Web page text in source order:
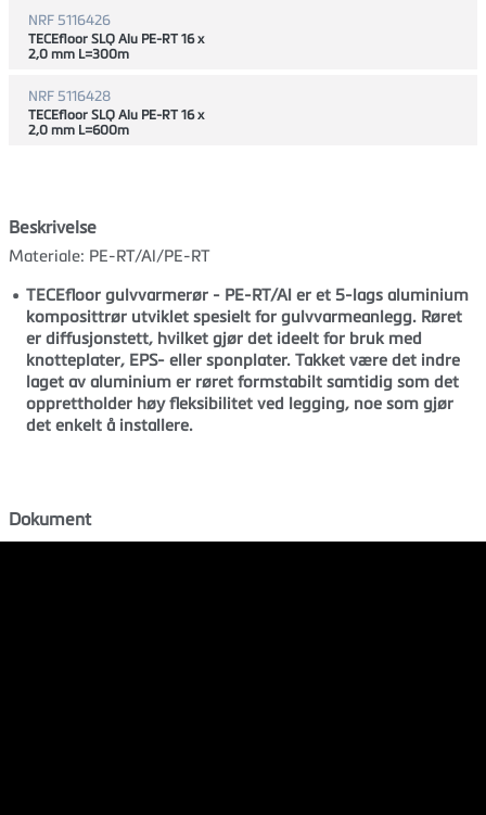
NRF 5116426
TECEfloor SLQ Alu PE-RT 16 x
2,0 mm L=300m
NRF 5116428
TECEfloor SLQ Alu PE-RT 16 x
2,0 mm L=600m
Beskrivelse
Materiale: PE-RT/Al/PE-RT
TECEfloor gulvvarmerør - PE-RT/Al er et 5-lags aluminium
komposittrør utviklet spesielt for gulvvarmeanlegg. Røret
er diffusjonstett, hvilket gjør det ideelt for bruk med
knotteplater, EPS- eller sponplater. Takket være det indre
laget av aluminium er røret formstabilt samtidig som det
opprettholder høy fleksibilitet ved legging, noe som gjør
det enkelt å installere.
Dokument